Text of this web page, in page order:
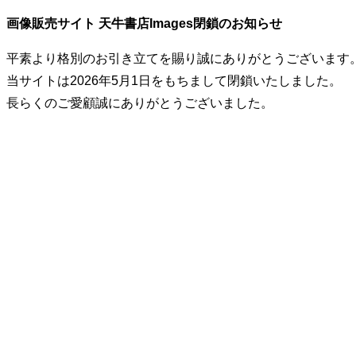
画像販売サイト 天牛書店Images閉鎖のお知らせ
平素より格別のお引き立てを賜り誠にありがとうございます
当サイトは2026年5月1日をもちまして閉鎖いたしました。
長らくのご愛顧誠にありがとうございました。